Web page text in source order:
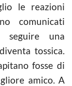
le reazioni
comunicati
una
tossica.
fosse di
amico. A